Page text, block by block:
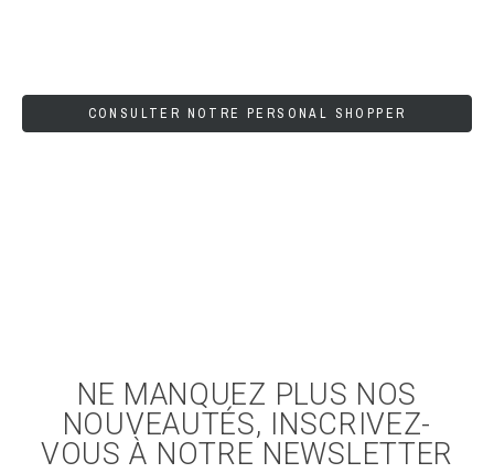
CONSULTER NOTRE PERSONAL SHOPPER
NE MANQUEZ PLUS NOS
NOUVEAUTÉS, INSCRIVEZ-
VOUS À NOTRE NEWSLETTER